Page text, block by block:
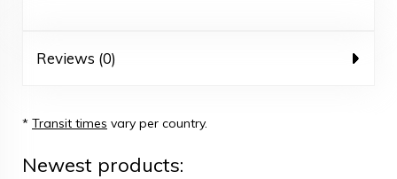
Reviews (0)
* Transit times vary per country.
Newest products: